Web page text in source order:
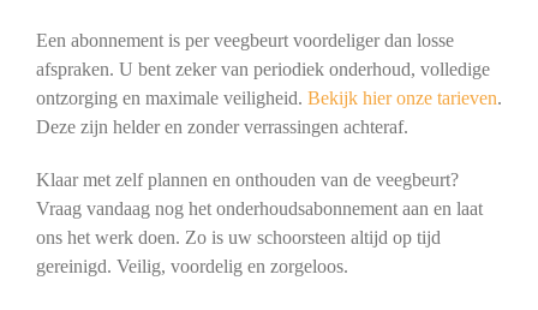
Een abonnement is per veegbeurt voordeliger dan losse
afspraken. U bent zeker van periodiek onderhoud, volledige
ontzorging en maximale veiligheid. Bekijk hier onze tarieven.
Deze zijn helder en zonder verrassingen achteraf.
Klaar met zelf plannen en onthouden van de veegbeurt?
Vraag vandaag nog het onderhoudsabonnement aan en laat
ons het werk doen. Zo is uw schoorsteen altijd op tijd
gereinigd. Veilig, voordelig en zorgeloos.